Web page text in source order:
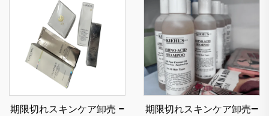
期限切れスキンケア卸売 –
期限切れスキンケア卸売—